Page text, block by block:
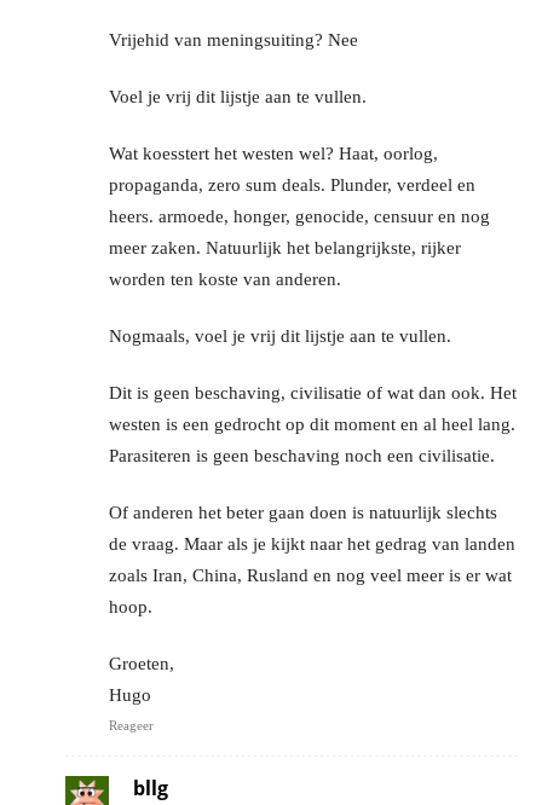
Vrijehid van meningsuiting? Nee
Voel je vrij dit lijstje aan te vullen.
Wat koesstert het westen wel? Haat, oorlog,
propaganda, zero sum deals. Plunder, verdeel en
heers. armoede, honger, genocide, censuur en nog
meer zaken. Natuurlijk het belangrijkste, rijker
worden ten koste van anderen.
Nogmaals, voel je vrij dit lijstje aan te vullen.
Dit is geen beschaving, civilisatie of wat dan ook. Het
westen is een gedrocht op dit moment en al heel lang.
Parasiteren is geen beschaving noch een civilisatie.
Of anderen het beter gaan doen is natuurlijk slechts
de vraag. Maar als je kijkt naar het gedrag van landen
zoals Iran, China, Rusland en nog veel meer is er wat
hoop.
Groeten,
Hugo
Reageer
bllg